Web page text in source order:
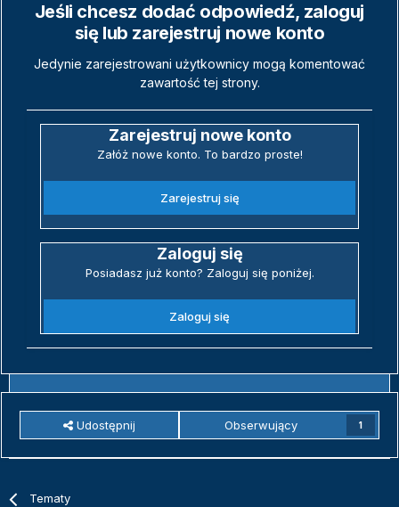
Jeśli chcesz dodać odpowiedź, zaloguj
się lub zarejestruj nowe konto
Jedynie zarejestrowani użytkownicy mogą komentować
zawartość tej strony.
Zarejestruj nowe konto
Załóż nowe konto. To bardzo proste!
Zarejestruj się
Zaloguj się
Posiadasz już konto? Zaloguj się poniżej.
Zaloguj się
Udostępnij Obserwujący 1
Tematy